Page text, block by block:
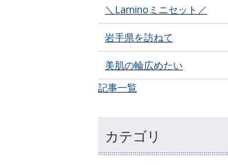
＼Laminoミニセット／
岩手県を訪ねて
美肌の輪広めたい
記事一覧
カテゴリ